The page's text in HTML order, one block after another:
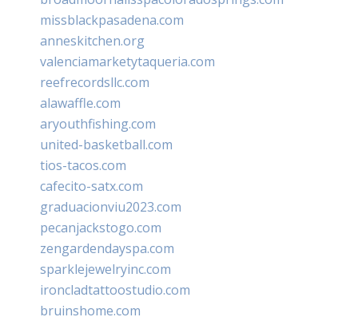
missblackpasadena.com
anneskitchen.org
valenciamarketytaqueria.com
reefrecordsllc.com
alawaffle.com
aryouthfishing.com
united-basketball.com
tios-tacos.com
cafecito-satx.com
graduacionviu2023.com
pecanjackstogo.com
zengardendayspa.com
sparklejewelryinc.com
ironcladtattoostudio.com
bruinshome.com